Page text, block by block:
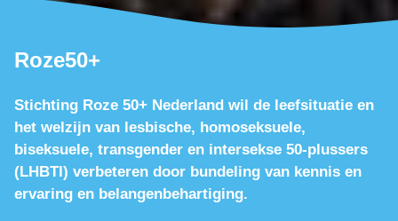
Roze50+
Stichting Roze 50+ Nederland wil de leefsituatie en
het welzijn van lesbische, homoseksuele,
biseksuele, transgender en intersekse 50-plussers
(LHBTI) verbeteren door bundeling van kennis en
ervaring en belangenbehartiging.